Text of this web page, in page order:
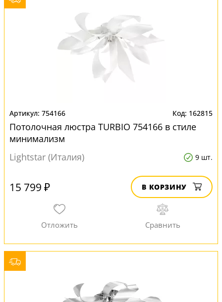
754166 162815
Потолочная люстра TURBIO 754166 в стиле
минимализм
Lightstar (Италия)
9 шт.
15 799 ₽ В КОРЗИНУ